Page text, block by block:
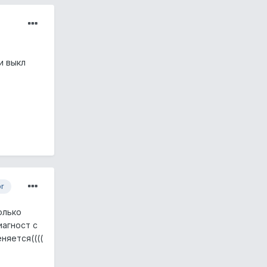
выкл
с